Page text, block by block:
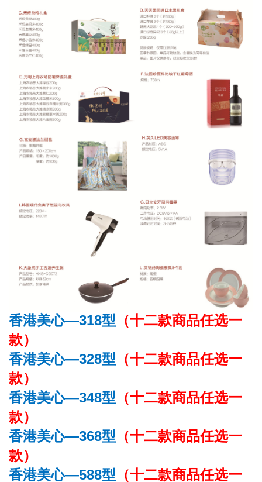
香港美心—318型 （十二款商品任选一
款）
香港美心—328型 （十二款商品任选一
款）
香港美心—348型 （十二款商品任选一
款）
香港美心—368型 （十二款商品任选一
款）
香港美心—588型 （十二款商品任选一